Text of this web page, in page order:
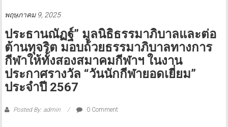
พฤษภาคม 9, 2025
ประธานณัฏฐ์” มูลนิธิธรรมาภิบาลและต่อ
ต้านทุจริต มอบถ้วยธรรมาภิบาลทางการ
กีฬาให้ทั้งสองสมาคมกีฬาฯ ในงาน
ประกาศรางวัล “วันนักกีฬายอดเยี่ยม”
ประจำปี 2567
Posted By: admin 0 Comment